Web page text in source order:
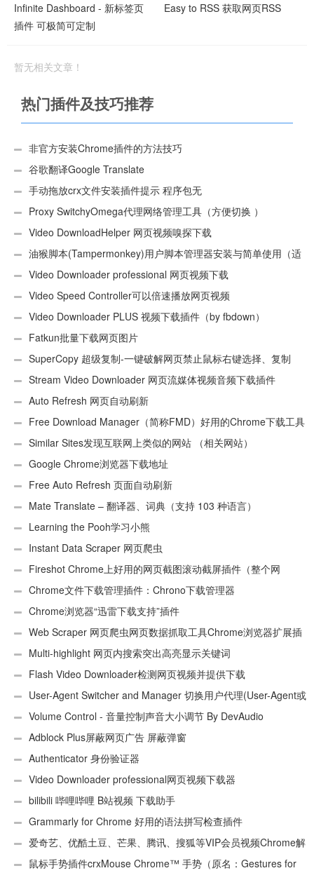
Infinite Dashboard - 新标签页
插件 可极简可定制
Easy to RSS 获取网页RSS
暂无相关文章！
热门插件及技巧推荐
非官方安装Chrome插件的方法技巧
谷歌翻译Google Translate
手动拖放crx文件安装插件提示 程序包无
效:“CEX_HEADER_INVALID”的解决办法
Proxy SwitchyOmega代理网络管理工具（方便切换 ）
Video DownloadHelper 网页视频嗅探下载
油猴脚本(Tampermonkey)用户脚本管理器安装与简单使用（适
用Android）
Video Downloader professional 网页视频下载
Video Speed Controller可以倍速播放网页视频
Video Downloader PLUS 视频下载插件（by fbdown）
Fatkun批量下载网页图片
SuperCopy 超级复制-一键破解网页禁止鼠标右键选择、复制
Stream Video Downloader 网页流媒体视频音频下载插件
Auto Refresh 网页自动刷新
Free Download Manager（简称FMD）好用的Chrome下载工具
插件Similar Sites发现互联网上类似的网站 （相关网站）
Google Chrome浏览器下载地址
Free Auto Refresh 页面自动刷新
Mate Translate – 翻译器、词典（支持 103 种语言）
Learning the Pooh学习小熊
Instant Data Scraper 网页爬虫
Fireshot Chrome上好用的网页截图滚动截屏插件（整个网
页）Chrome文件下载管理插件：Chrono下载管理器
Chrome浏览器“迅雷下载支持”插件
Web Scraper 网页爬虫网页数据抓取工具Chrome浏览器扩展插
件 Multi-highlight 网页内搜索突出高亮显示关键词
Flash Video Downloader检测网页视频并提供下载
User-Agent Switcher and Manager 切换用户代理(User-Agent或
UA)Volume Control - 音量控制声音大小调节 By DevAudio
Adblock Plus屏蔽网页广告 屏蔽弹窗
Authenticator 身份验证器
Video Downloader professional网页视频下载器
bilibili 哔哩哔哩 B站视频 下载助手
Grammarly for Chrome 好用的语法拼写检查插件
爱奇艺、优酷土豆、芒果、腾讯、搜狐等VIP会员视频Chrome解
析工具鼠标手势插件crxMouse Chrome™ 手势（原名：Gestures for